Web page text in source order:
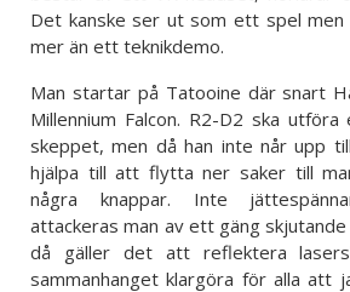
Det kanske ser ut som ett spel
mer än ett teknikdemo.
Man startar på Tatooine där snart
Millennium Falcon. R2-D2 ska
skeppet, men då han inte når upp
hjälpa till att flytta ner saker till
några knappar. Inte
attackeras man av ett gäng
då gäller det att reflektera
sammanhanget klargöra för alla att